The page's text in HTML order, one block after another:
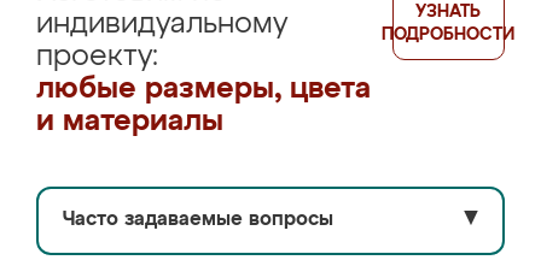
индивидуальному
проекту:
любые размеры, цвета
и материалы
УЗНАТЬ
ПОДРОБНОСТИ
Часто задаваемые вопросы ▼